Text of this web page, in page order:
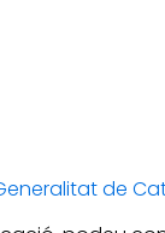
de